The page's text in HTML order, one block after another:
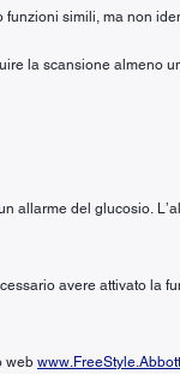
funzioni simili, ma non
la scansione almeno
allarme del glucosio.
avere attivato la
web www.FreeStyle.Abbott